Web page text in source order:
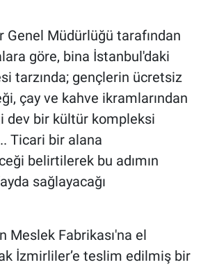
Genel Müdürlüğü tarafından
göre, bina İstanbul'daki
tarzında; gençlerin ücretsiz
çay ve kahve ikramlarından
dev bir kültür kompleksi
Ticari bir alana
belirtilerek bu adımın
sağlayacağı
Meslek Fabrikası'na el
İzmirliler’e teslim edilmiş bir